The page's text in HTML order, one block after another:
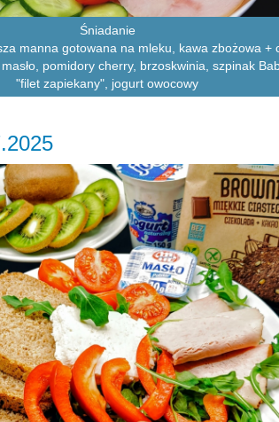
Śniadanie
manna gotowana na mleku, kawa zbożowa +
pomidory cherry, brzoskwinia, szpinak
"filet zapiekany", jogurt owocowy